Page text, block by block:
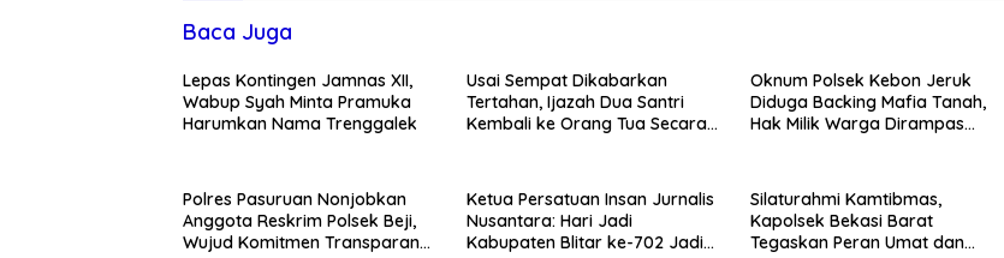
Baca Juga
Lepas Kontingen Jamnas XII,
Wabup Syah Minta Pramuka
Harumkan Nama Trenggalek
Usai Sempat Dikabarkan
Tertahan, Ijazah Dua Santri
Kembali ke Orang Tua Secara
Oknum Polsek Kebon Jeruk
Diduga Backing Mafia Tanah,
Hak Milik Warga Dirampas
Polres Pasuruan Nonjobkan
Anggota Reskrim Polsek Beji,
Wujud Komitmen Transparansi
Ketua Persatuan Insan Jurnalis
Nusantara: Hari Jadi
Kabupaten Blitar ke-702 Jadi
Silaturahmi Kamtibmas,
Kapolsek Bekasi Barat
Tegaskan Peran Umat dan